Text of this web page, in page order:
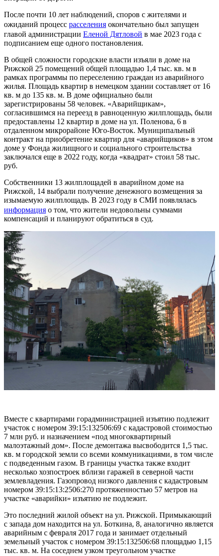
После почти 10 лет наблюдений, споров с жителями и
ожиданий процесс расселения окончательно был запущен
главой администрации Еленой Дятловой в мае 2023 года с
подписанием еще одного постановления.
В общей сложности городские власти изъяли в доме на
Рижской 25 помещений общей площадью 1,4 тыс. кв. м в
рамках программы по переселению граждан из аварийного
жилья. Площадь квартир в немецком здании составляет от 16
кв. м до 135 кв. м. В доме официально были
зарегистрированы 58 человек. «Аварийщикам»,
согласившимся на переезд в равноценную жилплощадь, были
предоставлены 12 квартир в доме на ул. Поленова, 6 в
отдаленном микрорайоне Юго-Восток. Муниципальный
контракт на приобретение квартир для «аварийщиков» в этом
доме у Фонда жилищного и социального строительства
заключался еще в 2022 году, когда «квадрат» стоил 58 тыс.
руб.
Собственники 13 жилплощадей в аварийном доме на
Рижской, 14 выбрали получение денежного возмещения за
изымаемую жилплощадь. В 2023 году в СМИ появлялась
информация о том, что жители недовольны суммами
компенсаций и планируют обратиться в суд.
Вместе с квартирами горадминистрацией изъятию подлежит
участок с номером 39:15:132506:69 с кадастровой стоимостью
7 млн руб. и назначением «под многоквартирный
малоэтажный дом». После демонтажа высвободится 1,5 тыс.
кв. м городской земли со всеми коммуникациями, в том числе
с подведенным газом. В границы участка также входит
несколько хозпостроек вблизи гаражей в северной части
землевладения. Газопровод низкого давления с кадастровым
номером 39:15:13:2506:270 протяженностью 57 метров на
участке «аварийки» изъятию не подлежит.
Это последний жилой объект на ул. Рижской. Примыкающий
с запада дом находится на ул. Боткина, 8, аналогично является
аварийным с февраля 2017 года и занимает отдельный
земельный участок с номером 39:15:132506:68 площадью 1,15
тыс. кв. м. На соседнем узком треугольном участке